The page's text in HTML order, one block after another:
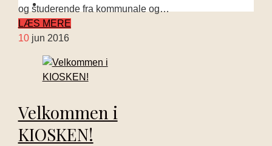
og studerende fra kommunale og…
LÆS MERE
10 jun 2016
Velkommen i
KIOSKEN!